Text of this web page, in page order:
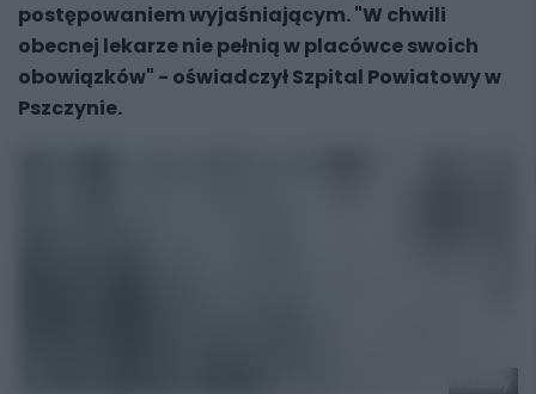
postępowaniem wyjaśniającym. "W chwili
obecnej lekarze nie pełnią w placówce swoich
obowiązków" - oświadczył Szpital Powiatowy w
Pszczynie.